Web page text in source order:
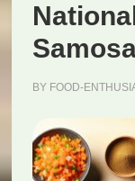
BY FOOD-